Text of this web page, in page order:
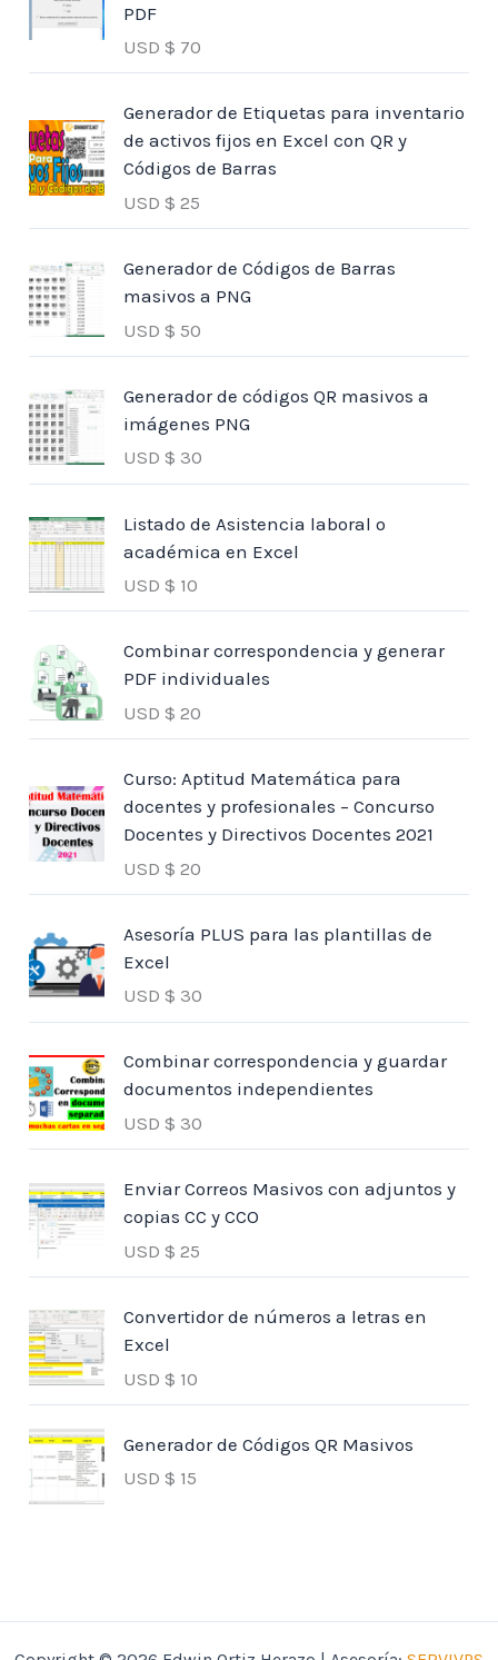
PDF
USD $ 70
Generador de Etiquetas para inventario
de activos fijos en Excel con QR y
Códigos de Barras
USD $ 25
Generador de Códigos de Barras
masivos a PNG
USD $ 50
Generador de códigos QR masivos a
imágenes PNG
USD $ 30
Listado de Asistencia laboral o
académica en Excel
USD $ 10
Combinar correspondencia y generar
PDF individuales
USD $ 20
Curso: Aptitud Matemática para
docentes y profesionales – Concurso
Docentes y Directivos Docentes 2021
USD $ 20
Asesoría PLUS para las plantillas de
Excel
USD $ 30
Combinar correspondencia y guardar
documentos independientes
USD $ 30
Enviar Correos Masivos con adjuntos y
copias CC y CCO
USD $ 25
Convertidor de números a letras en
Excel
USD $ 10
Generador de Códigos QR Masivos
USD $ 15